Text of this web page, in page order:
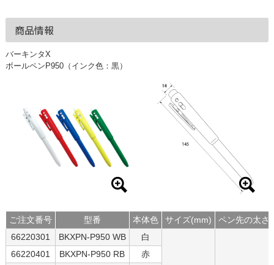
商品情報
バーキンタX
ボールペンP950（インク色：黒）
ご注文番号 型番
本体色
66220301
BKXPN-P950 WB
白
66220401
BKXPN-P950 RB
赤
サイズ(mm) ペン先の太さ